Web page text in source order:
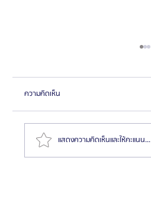
ความคิดเห็น
แสดงความคิดเห็นและให้คะแนน...